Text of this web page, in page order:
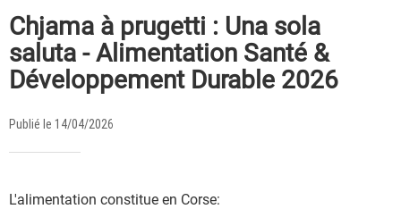
Chjama à prugetti : Una sola
saluta - Alimentation Santé &
Développement Durable 2026
Publié le 14/04/2026
L'alimentation constitue en Corse: